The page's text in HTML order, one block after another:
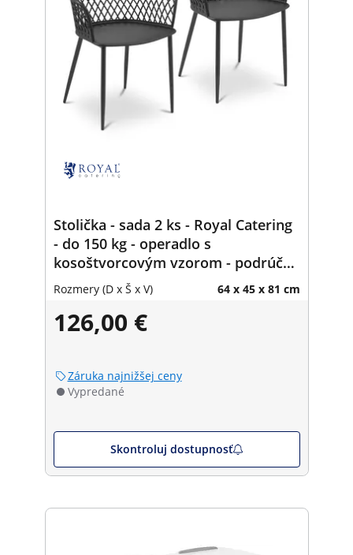
Stolička - sada 2 ks - Royal Catering
- do 150 kg - operadlo s
kosoštvorcovým vzorom - podrúčka
- čierna
Rozmery (D x Š x V) 64 x 45 x 81 cm
126,00 €
Záruka najnižšej ceny
Vypredané
Skontroluj dostupnosť